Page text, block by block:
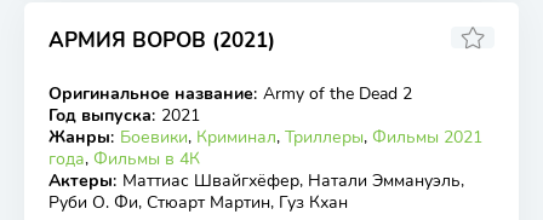
АРМИЯ ВОРОВ (2021)
WEB-DL
6.41 6.4
Оригинальное название: Army of the Dead 2
Год выпуска: 2021
Жанры: Боевики, Криминал, Триллеры, Фильмы 2021
года, Фильмы в 4К
Актеры: Маттиас Швайгхёфер, Натали Эммануэль,
Руби О. Фи, Стюарт Мартин, Гуз Кхан